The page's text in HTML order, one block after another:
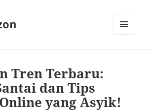
Tren Terbaru:
dan Tips
yang Asyik!